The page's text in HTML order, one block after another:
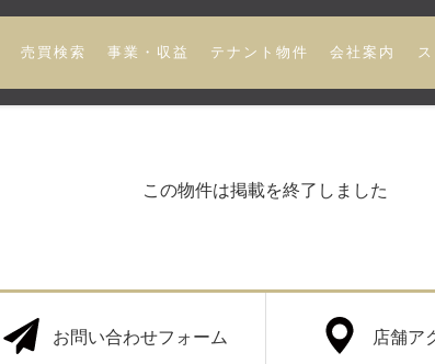
売買検索 事業・収益 テナント物件 会社案内
この物件は掲載を終了しました
お問い合わせフォーム 店舗ア